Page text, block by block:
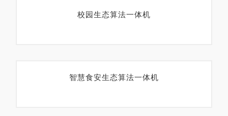
校园生态算法一体机
智慧食安生态算法一体机